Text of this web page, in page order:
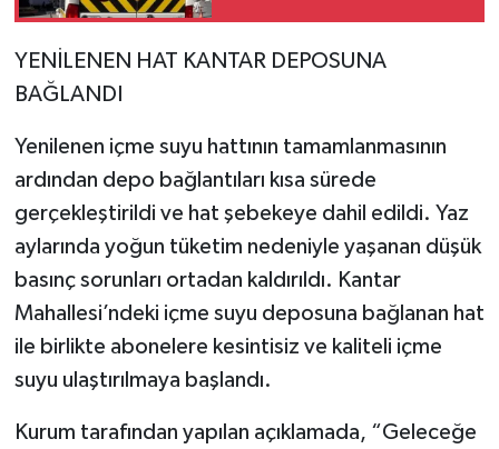
YENİLENEN HAT KANTAR DEPOSUNA
BAĞLANDI
Yenilenen içme suyu hattının tamamlanmasının
ardından depo bağlantıları kısa sürede
gerçekleştirildi ve hat şebekeye dahil edildi. Yaz
aylarında yoğun tüketim nedeniyle yaşanan düşük
basınç sorunları ortadan kaldırıldı. Kantar
Mahallesi’ndeki içme suyu deposuna bağlanan hat
ile birlikte abonelere kesintisiz ve kaliteli içme
suyu ulaştırılmaya başlandı.
Kurum tarafından yapılan açıklamada, “Geleceğe